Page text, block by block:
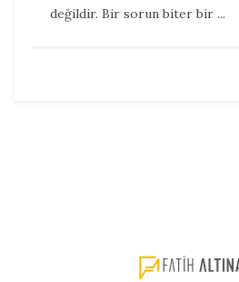
değildir. Bir sorun biter bir ...